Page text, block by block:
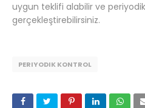
uygun teklifi alabilir ve
gerçekleştirebilirsiniz.
PERIYODIK KONTROL